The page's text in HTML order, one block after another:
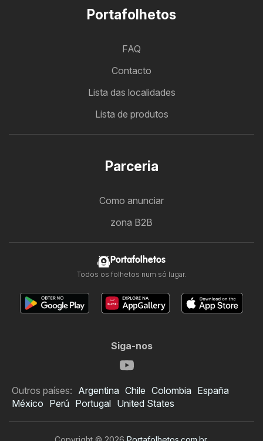
Portafolhetos
FAQ
Contacto
Lista das localidades
Lista de produtos
Parceria
Como anunciar
zona B2B
Portafolhetos
Todos os folhetos num só lugar.
Siga-nos
Outros países: Argentina Chile Colombia España
México Perú Portugal United States